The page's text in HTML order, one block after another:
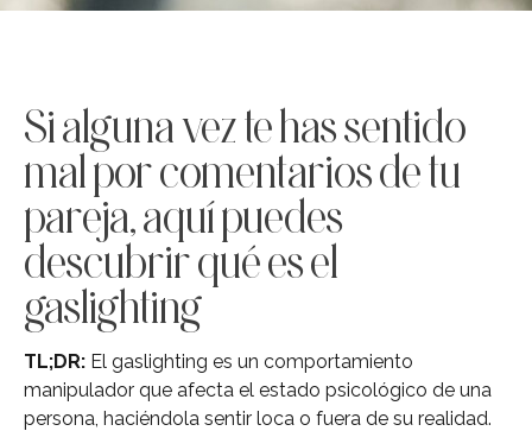
Si alguna vez te has sentido
mal por comentarios de tu
pareja, aquí puedes
descubrir qué es el
gaslighting
TL;DR: El gaslighting es un comportamiento
manipulador que afecta el estado psicológico de una
persona, haciéndola sentir loca o fuera de su realidad.